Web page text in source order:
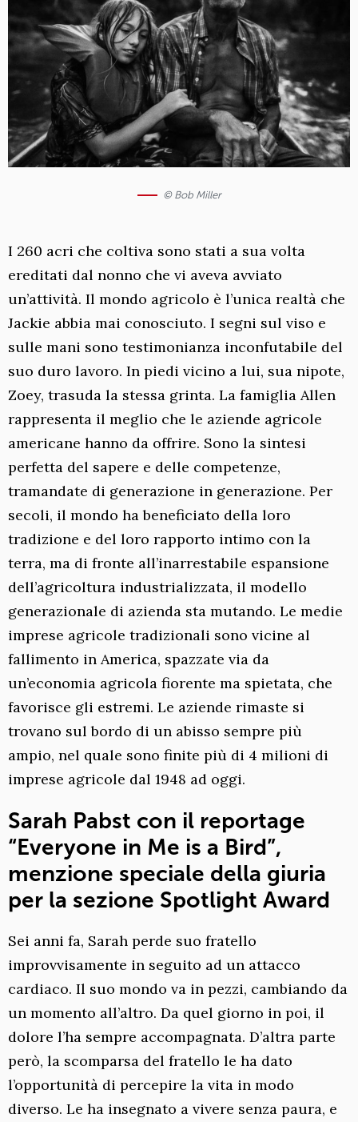
© Bob Miller
I 260 acri che coltiva sono stati a sua volta
ereditati dal nonno che vi aveva avviato
un’attività. Il mondo agricolo è l’unica realtà che
Jackie abbia mai conosciuto. I segni sul viso e
sulle mani sono testimonianza inconfutabile del
suo duro lavoro. In piedi vicino a lui, sua nipote,
Zoey, trasuda la stessa grinta. La famiglia Allen
rappresenta il meglio che le aziende agricole
americane hanno da offrire. Sono la sintesi
perfetta del sapere e delle competenze,
tramandate di generazione in generazione. Per
secoli, il mondo ha beneficiato della loro
tradizione e del loro rapporto intimo con la
terra, ma di fronte all’inarrestabile espansione
dell’agricoltura industrializzata, il modello
generazionale di azienda sta mutando. Le medie
imprese agricole tradizionali sono vicine al
fallimento in America, spazzate via da
un’economia agricola fiorente ma spietata, che
favorisce gli estremi. Le aziende rimaste si
trovano sul bordo di un abisso sempre più
ampio, nel quale sono finite più di 4 milioni di
imprese agricole dal 1948 ad oggi.
Sarah Pabst con il reportage
“Everyone in Me is a Bird”,
menzione speciale della giuria
per la sezione Spotlight Award
Sei anni fa, Sarah perde suo fratello
improvvisamente in seguito ad un attacco
cardiaco. Il suo mondo va in pezzi, cambiando da
un momento all’altro. Da quel giorno in poi, il
dolore l’ha sempre accompagnata. D’altra parte
però, la scomparsa del fratello le ha dato
l’opportunità di percepire la vita in modo
diverso. Le ha insegnato a vivere senza paura, e